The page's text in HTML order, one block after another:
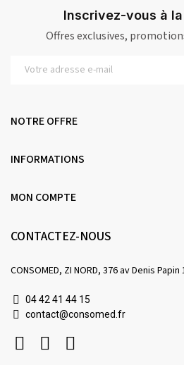
Inscrivez-vous à
Offres exclusives,
NOTRE OFFRE
INFORMATIONS
MON COMPTE
CONTACTEZ-NOUS
CONSOMED, ZI NORD, 376 av Denis
04 42 41 44 15
contact@consomed.fr